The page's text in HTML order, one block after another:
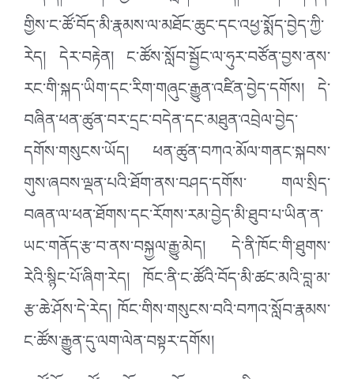
གྱིས་ང་ཚོ་བོད་མི་རྣམས་ལ་མཐོང་ཆུང་དང་འཕྱ་སྨོད་བྱེད་ཀྱི་
རེད། དེར་བརྟེན། ང་ཚོས་སློབ་སྦྱོང་ལ་ཧུར་བཙོན་བྱས་ནས་
རང་གི་སྐད་ཡིག་དང་རིག་གཞུང་རྒྱུན་འཛིན་བྱེད་དགོས། དེ་
བཞིན་ཕན་ཚུན་བར་དྲང་བདེན་དང་མཐུན་འབྲེལ་བྱེད་
དགོས་གསུངས་ཡོད། ཕན་ཚུན་བཀའ་མོལ་གནང་སྐབས་
གུས་ཞབས་ལྡན་པའི་ཐོག་ནས་བཤད་དགོས་ གལ་སྲིད་
བཞན་ལ་ཕན་ཐོགས་དང་རོགས་རམ་བྱེད་མི་ཐུབ་པ་ཡིན་ན་
ཡང་གནོད་རྩ་བ་ནས་བསྐྱལ་རྒྱུ་མེད། དེ་ནི་ཁོང་གི་ཐུགས་
རེའི་སྙིང་པོ་ཞིག་རེད། ཁོང་ནི་ང་ཚོའི་བོད་མི་ཚང་མའི་བླ་མ་
རྩ་ཆེ་ཤོས་དེ་རེད། ཁོང་གིས་གསུངས་བའི་བཀའ་སློབ་རྣམས་
ང་ཚོས་རྒྱུན་དུ་ལག་ལེན་བསྟར་དགོས།